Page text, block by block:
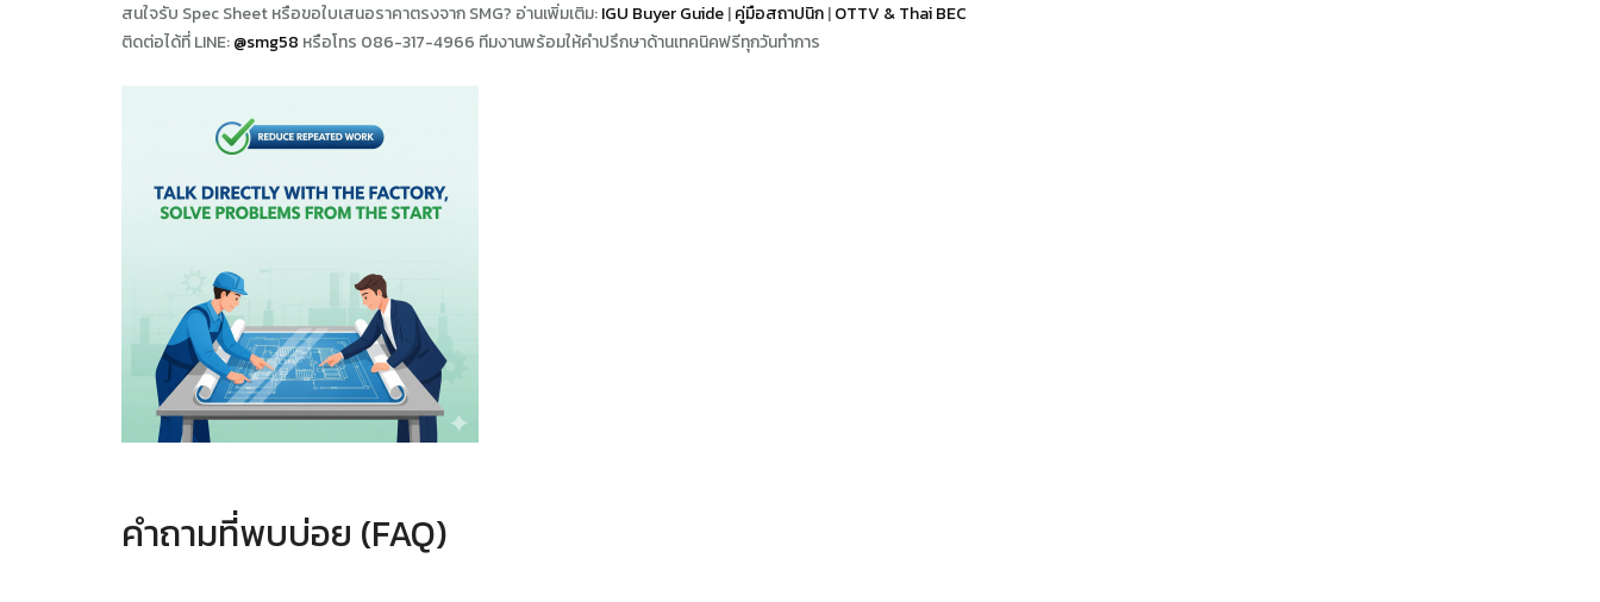
สนใจรับ Spec Sheet หรือขอใบเสนอราคาตรงจาก SMG? อ่านเพิ่มเติม:IGU Buyer Guide|คู่มือสถาปนิก|OTTV & Thai BEC
ติดต่อได้ที่ LINE:@smg58 หรือโทร 086-317-4966 ทีมงานพร้อมให้คำปรึกษาด้านเทคนิคฟรีทุกวันทำการ
คำถามที่พบบ่อย (FAQ)